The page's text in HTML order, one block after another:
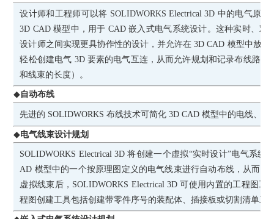
设计师和工程师可以将 SOLIDWORKS Electrical 3D 中的电气原
3D CAD 模型中，用于 CAD 嵌入式电气系统设计。这种实时、双
设计师之间实现更具协作性的设计，并允许在 3D CAD 模型中放
轻松创建电气 3D 要素的电气互连，从而允许规划和记录布线路径
和线束的长度）。
◆自动布线
先进的 SOLIDWORKS 布线技术可简化 3D CAD 模型中的电线、
◆电气线束设计规划
SOLIDWORKS Electrical 3D 将创建一个虚拟“实时设计”电气系统
AD 模型中的一个按原理图定义的电气线束进行自动布线，从而简
虚拟线束后，SOLIDWORKS Electrical 3D 可使用内置的工程图
程图创建工具包括创建带零件序号的装配体、插接板或切割清单工